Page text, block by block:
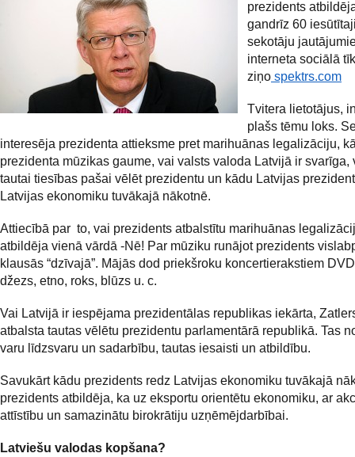
prezidents
gandrīz 60
sekotāju
interneta sociālā
ziņo spektrs.com
Tvitera lietotājus,
plašs tēmu loks.
interesēja prezidenta attieksme pret marihuānas legalizāciju,
prezidenta mūzikas gaume, vai valsts valoda Latvijā ir svarīga,
tautai tiesības pašai vēlēt prezidentu un kādu Latvijas
Latvijas ekonomiku tuvākajā nākotnē.
Attiecībā par to, vai prezidents atbalstītu marihuānas
atbildēja vienā vārdā -Nē! Par mūziku runājot prezidents
klausās “dzīvajā”. Mājās dod priekšroku koncertierakstiem
džezs, etno, roks, blūzs u. c.
Vai Latvijā ir iespējama prezidentālas republikas iekārta,
atbalsta tautas vēlētu prezidentu parlamentārā republikā. Tas
varu līdzsvaru un sadarbību, tautas iesaisti un atbildību.
Savukārt kādu prezidents redz Latvijas ekonomiku tuvākajā
prezidents atbildēja, ka uz eksportu orientētu ekonomiku, ar
attīstību un samazinātu birokrātiju uzņēmējdarbībai.
Latviešu valodas kopšana?